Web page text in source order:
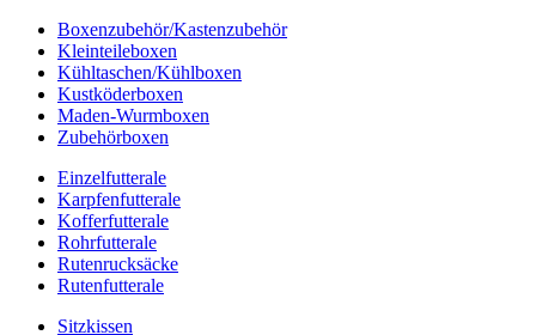
Boxenzubehör/Kastenzubehör
Kleinteileboxen
Kühltaschen/Kühlboxen
Kustköderboxen
Maden-Wurmboxen
Zubehörboxen
Einzelfutterale
Karpfenfutterale
Kofferfutterale
Rohrfutterale
Rutenrucksäcke
Rutenfutterale
Sitzkissen